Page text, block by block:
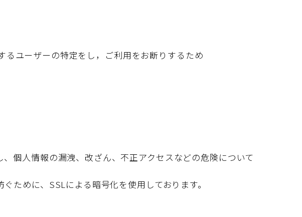
ユーザーの特定をし，ご利用をお断りするため
個人情報の漏洩、改ざん、不正アクセスなどの危険について
ために、SSLによる暗号化を使用しております。